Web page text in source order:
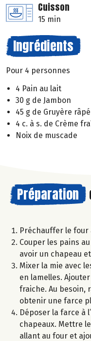
Cuisson
15 min
Ingrédients
Pour 4 personnes
4 Pain au lait
30 g de Jambon
45 g de Gruyère râpé
4 c. à s. de Crème
Noix de muscade
Préparation
Préchauffer le four
Couper les pains
avoir un chapeau
Mixer la mie avec
en lamelles.
fraiche. Au besoin,
obtenir une farce
Déposer la farce à
chapeaux. Mettre
allant au four et